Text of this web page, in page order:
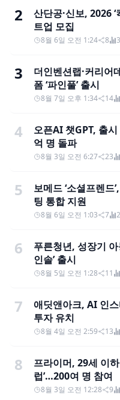
2
산단공·신보, 2026
트업 모집
8월 6일 오전 1:24 8
3
더인벤션랩·커리어
폼 ‘파인풀’ 출시
8월 7일 오후 1:34 14
4
오픈AI 챗GPT, 출
억 명 돌파
8월 3일 오전 6:27 23
5
보메드 ‘소셜프렌드
팅 통합 지원
8월 6일 오전 1:03 7
6
푸른청년, 성장기
인솔’ 출시
8월 5일 오전 1:28 11
7
애딧앤아크, AI 인스
투자 유치
8월 4일 오전 2:59 13
8
프라이머, 29세 이
럽’…200여 명 참여
8월 3일 오전 12:28 9